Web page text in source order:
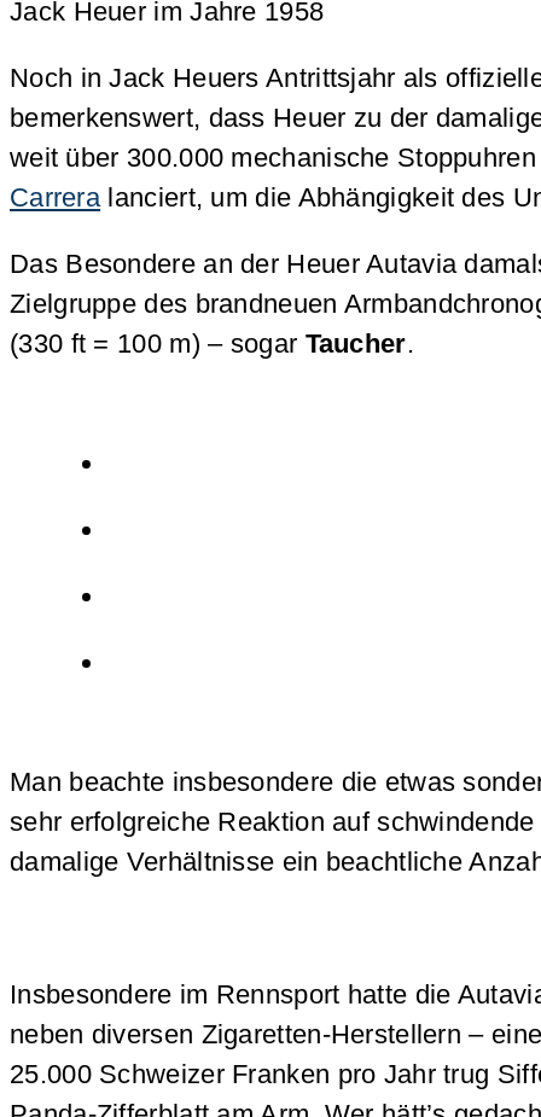
Jack Heuer im Jahre 1958
Noch in Jack Heuers Antrittsjahr als
bemerkenswert, dass Heuer zu der
weit über 300.000 mechanische
Carreralanciert, um die Abhängigkeit des
Das Besondere an der Heuer Autavia
Zielgruppe des brandneuen
(330 ft = 100 m) – sogar Taucher.
Man beachte insbesondere die etwas
sehr erfolgreiche Reaktion auf
damalige Verhältnisse ein beachtliche
Insbesondere im Rennsport hatte die
neben diversen Zigaretten-Herstellern –
25.000 Schweizer Franken pro Jahr trug